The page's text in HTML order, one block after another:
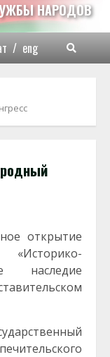
НАРОДОВ
/ eng
открытие
«Историко-
наследие